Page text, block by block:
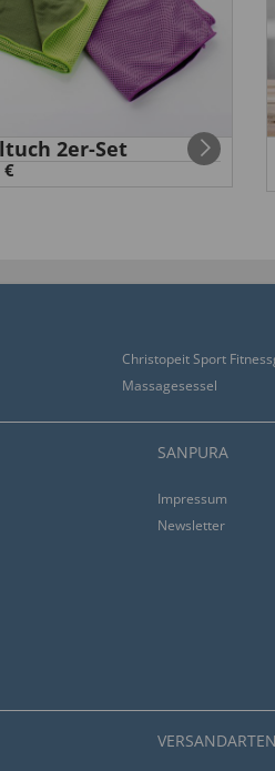
2er-Set
€
Christopeit Sport
Massagesessel
SANPURA
Impressum
Newsletter
VERSANDARTEN